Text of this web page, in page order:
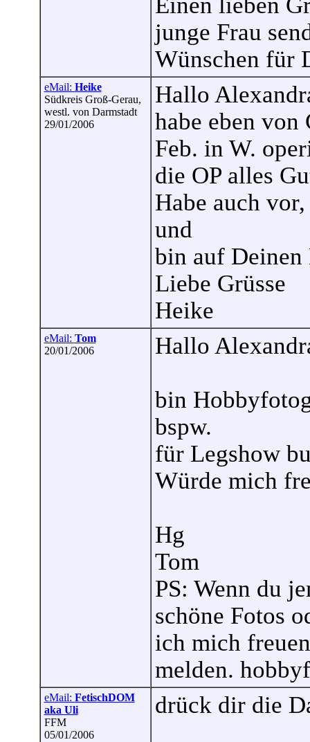
junge Frau
Wünschen für
eMail: Heike
Südkreis Groß-Gerau,
westl. von Darmstadt
29/01/2006
Hallo
habe eben von
Feb. in W.
die OP alles
Habe auch
und
bin auf Deinen
Liebe Grüsse
Heike
eMail: Tom
20/01/2006
Hallo
bin
bspw.
für Legshow
Würde mich
Hg
Tom
PS: Wenn du
schöne Fotos
ich mich
melden.
eMail: FetischDOM
aka Uli
FFM
05/01/2006
drück dir die